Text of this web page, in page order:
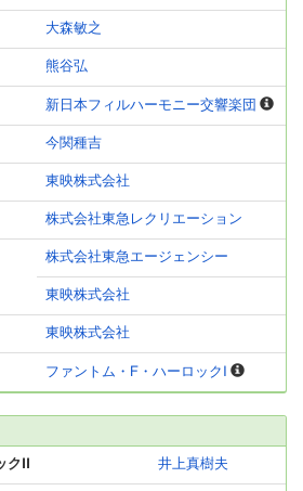
大森敏之
熊谷弘
新日本フィルハーモニー交響楽団
今関種吉
東映株式会社
株式会社東急レクリエーション
株式会社東急エージェンシー
東映株式会社
東映株式会社
ファントム・F・ハーロックI
II 井上真樹夫